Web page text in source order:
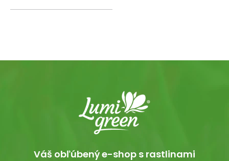
Váš obľúbený e-shop s rastlinami